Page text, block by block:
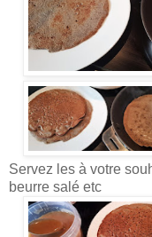
Servez les à votre
beurre salé etc